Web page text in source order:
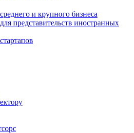
и крупного бизнеса
представительств иностранных